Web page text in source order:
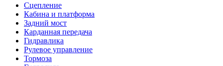
Сцепление
Кабина и платформа
Задний мост
Карданная передача
Гидравлика
Рулевое управление
Тормоза